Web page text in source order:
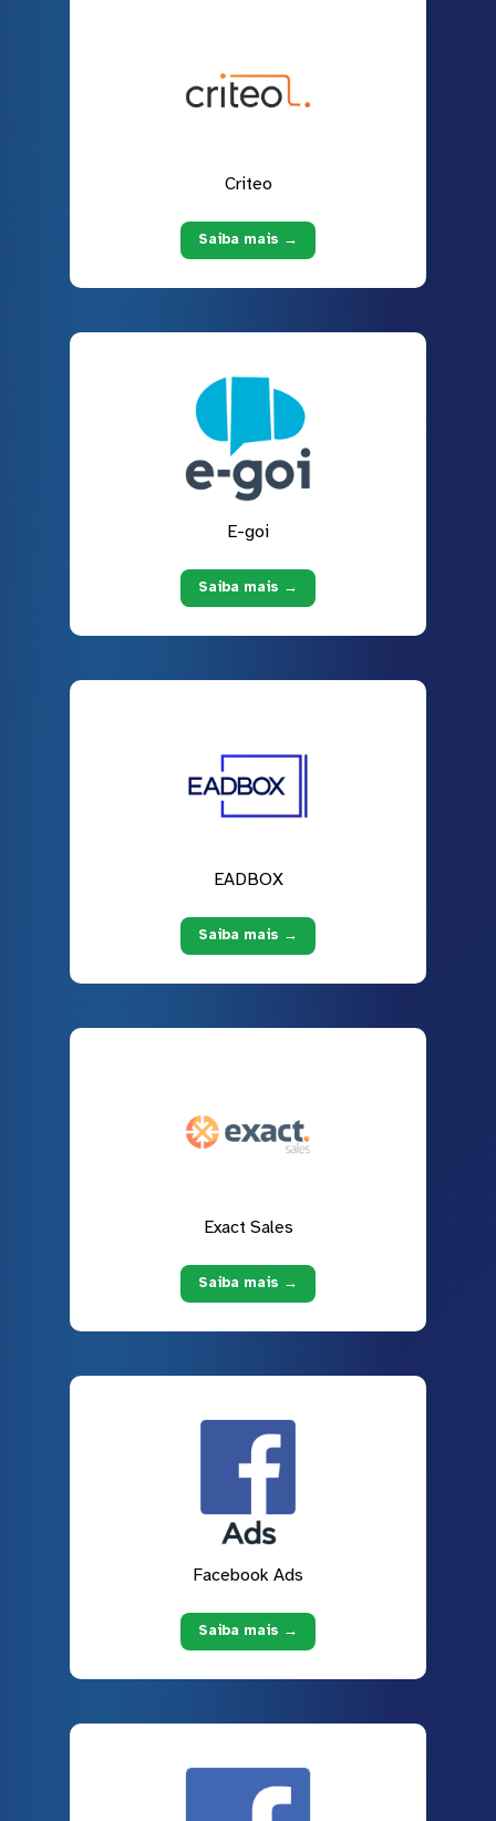
Criteo
Saiba mais →
E-goi
Saiba mais →
EADBOX
Saiba mais →
Exact Sales
Saiba mais →
Facebook Ads
Saiba mais →